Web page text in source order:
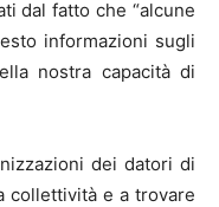
dal fatto che “alcune
informazioni sugli
nostra capacità di
dei datori di
collettività e a trovare